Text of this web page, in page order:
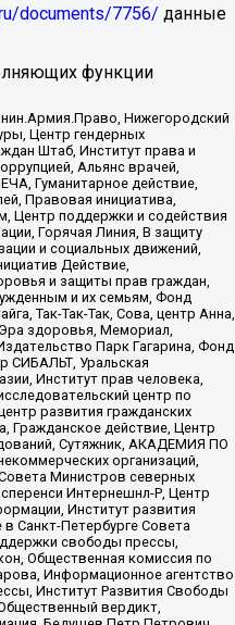
documents/7756/ данные
функции
Нижегородский
Центр гендерных
Штаб, Институт права и
Альянс врачей,
Гуманитарное действие,
Правовая инициатива,
Центр поддержки и содействия
Горячая Линия, В защиту
и социальных движений,
Действие,
и защиты прав граждан,
и их семьям, Фонд
Так-Так-Так, Сова, центр Анна,
здоровья, Мемориал,
Парк Гагарина, Фонд
СИБАЛЬТ, Уральская
Институт прав человека,
центр по
развития гражданских
Гражданское действие, Центр
Сутяжник, АКАДЕМИЯ ПО
организаций,
Министров северных
Интернешнл-Р, Центр
Институт развития
Санкт-Петербурге Совета
свободы прессы,
Общественная комиссия по
Информационное агентство
Институт Развития Свободы
вердикт,